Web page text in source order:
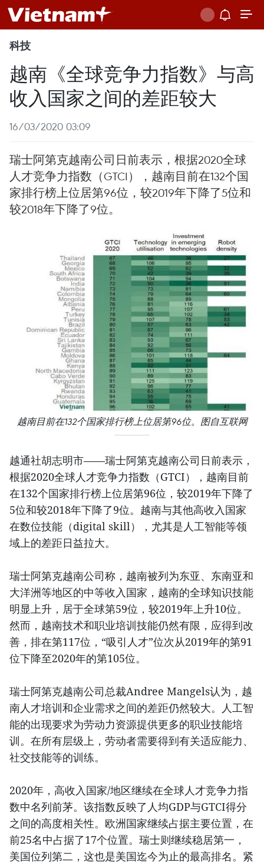
科技
越南《全球竞争力指数》与高
收入国家之间的差距较大
16/03/2020 03:09
瑞士阿第克越南公司日前表示，根据2020全球
人才竞争力指数（GTCI），越南目前在132个国
家排行榜上位居第96位，较2019年下降了5位和
较2018年下降了9位。
越南目前在132个国家排行榜上位居第96位。图自互联网
越通社胡志明市——瑞士阿第克越南公司日前表示，
根据2020全球人才竞争力指数（GTCI），越南目前
在132个国家排行榜上位居第96位，较2019年下降了
5位和较2018年下降了9位。越南与其他高收入国家
在数位技能（digital skill），尤其是人工智能等领
域上的差距日益拉大。
瑞士阿第克越南公司称，越南被列为东亚、东南亚和
大洋洲等地区的中等收入国家，越南的全球知识技能
明显上升，居于全球第59位，较2019年上升10位。
然而，越南技术和职业培训技能仍然有限，应得到改
善，排在第117位，“吸引人才”位次从2019年的第91
位下降至2020年的第105位。
瑞士阿第克越南公司总裁Andree Mangels认为，越
南人才培训和企业需求之间的差距仍然较大。人工智
能的出现要求为劳动力资源提供更多的职业技能培
训。在所有层级上，劳动者需要得到有关适应能力、
社交技能等的训练。
2020年，高收入国家/地区继续在全球人才竞争力指
数中名列前茅。该指数反映了人均GDP与GTCI得分
之间的高度相关性。欧洲国家继续占据主要位置，在
前25名中占据了17个位置。瑞士则继续稳居第一，
美国位列第二，这也是美国迄今为止的最高排名。紧